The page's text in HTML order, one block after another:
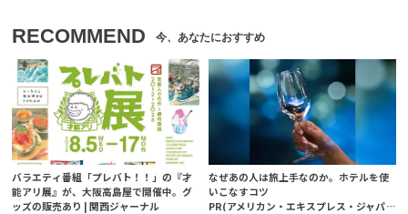
RECOMMEND
バラエティ番組「プレバト！！」の『才
能アリ展』が、大阪高島屋で開催中。グ
ッズの販売あり | 関西ジャーナル
なぜあの人は旅上手なのか。ホテルを使
いこなすコツ
PR(アメリカン・エキスプレス・ジャパン)